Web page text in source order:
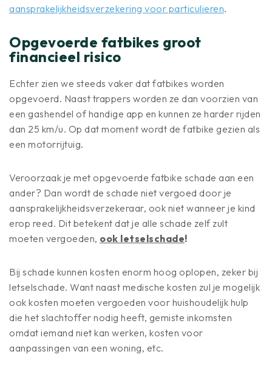
aansprakelijkheidsverzekering voor particulieren.
Opgevoerde fatbikes groot
financieel risico
Echter zien we steeds vaker dat fatbikes worden
opgevoerd. Naast trappers worden ze dan voorzien van
een gashendel of handige app en kunnen ze harder rijden
dan 25 km/u. Op dat moment wordt de fatbike gezien als
een motorrijtuig.
Veroorzaak je met opgevoerde fatbike schade aan een
ander? Dan wordt de schade niet vergoed door je
aansprakelijkheidsverzekeraar, ook niet wanneer je kind
erop reed. Dit betekent dat je alle schade zelf zult
moeten vergoeden, ook letselschade!
Bij schade kunnen kosten enorm hoog oplopen, zeker bij
letselschade. Want naast medische kosten zul je mogelijk
ook kosten moeten vergoeden voor huishoudelijk hulp
die het slachtoffer nodig heeft, gemiste inkomsten
omdat iemand niet kan werken, kosten voor
aanpassingen van een woning, etc.